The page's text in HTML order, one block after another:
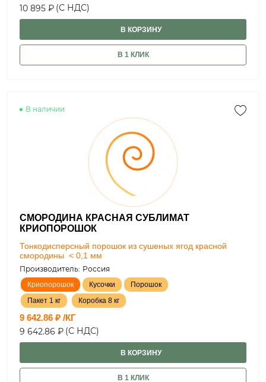
10 895 ₽ (С НДС)
В КОРЗИНУ
В 1 КЛИК
В наличии
СМОРОДИНА КРАСНАЯ СУБЛИМАТ
КРИОПОРОШОК
Тонкодисперсный порошок из сушеных ягод красной
смородины < 0,1 мм
Производитель: Россия
Криопорошок Кусочки
Порошок
Пакет 1 кг
Коробка 8 кг
9 642.86 ₽ /КГ
9 642.86 ₽ (С НДС)
В КОРЗИНУ
В 1 КЛИК